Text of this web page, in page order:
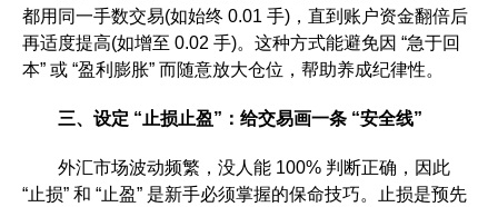
都用同一手数交易(如始终 0.01 手)，直到账户资金翻倍后
再适度提高(如增至 0.02 手)。这种方式能避免因 “急于回
本” 或 “盈利膨胀” 而随意放大仓位，帮助养成纪律性。
三、设定 “止损止盈”：给交易画一条 “安全线”
外汇市场波动频繁，没人能 100% 判断正确，因此
“止损” 和 “止盈” 是新手必须掌握的保命技巧。止损是预先